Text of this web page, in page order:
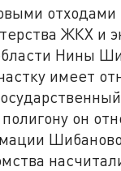
отходами
ЖКХ и
Нины
имеет
он